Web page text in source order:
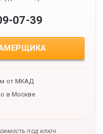
07-39
от МКАД
в Москве
под ключ